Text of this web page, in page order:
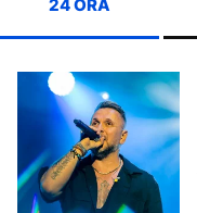
24 ÓRA